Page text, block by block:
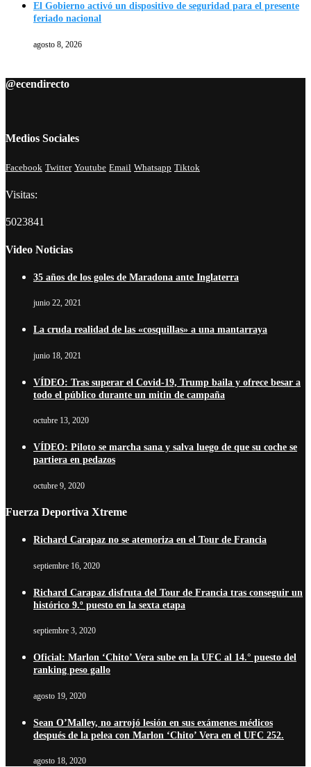
El Gobierno activó un dispositivo de seguridad para el presente
feriado nacional
agosto 8, 2026
@ecendirecto
Medios Sociales
Facebook Twitter Youtube Email Whatsapp Tiktok
Visitas:
5023841
Video Noticias
35 años de los goles de Maradona ante Inglaterra
junio 22, 2021
La cruda realidad de las «cosquillas» a una mantarraya
junio 18, 2021
VÍDEO: Tras superar el Covid-19, Trump baila y ofrece besar a
todo el público durante un mitin de campaña
octubre 13, 2020
VÍDEO: Piloto se marcha sana y salva luego de que su coche se
partiera en pedazos
octubre 9, 2020
Fuerza Deportiva Xtreme
Richard Carapaz no se atemoriza en el Tour de Francia
septiembre 16, 2020
Richard Carapaz disfruta del Tour de Francia tras conseguir un
histórico 9.º puesto en la sexta etapa
septiembre 3, 2020
Oficial: Marlon ‘Chito’ Vera sube en la UFC al 14.° puesto del
ranking peso gallo
agosto 19, 2020
Sean O’Malley, no arrojó lesión en sus exámenes médicos
después de la pelea con Marlon ‘Chito’ Vera en el UFC 252.
agosto 18, 2020